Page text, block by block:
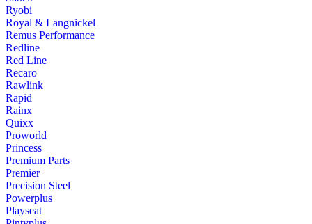
Ryobi
Royal & Langnickel
Remus Performance
Redline
Red Line
Recaro
Rawlink
Rapid
Rainx
Quixx
Proworld
Princess
Premium Parts
Premier
Precision Steel
Powerplus
Playseat